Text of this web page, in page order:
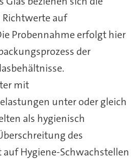
auf
Probennahme erfolgt hier
der
mit
unter oder gleich
als hygienisch
des
Hygiene-Schwachstellen